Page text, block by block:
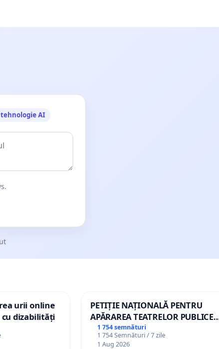
tehnologie AI
urii online
dizabilități
PETIȚIE NAȚIONALĂ PENTRU
APĂRAREA TEATRELOR PUBLICE
DE REPERTORIU DIN ROMÂNIA
1 754 semnături
1 754 Semnături / 7 zile
1 Aug 2026